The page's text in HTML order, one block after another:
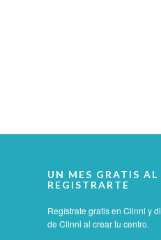
UN MES GRATIS AL
REGISTRARTE
Regístrate gratis en Clinni y
de Clinni al crear tu centro.